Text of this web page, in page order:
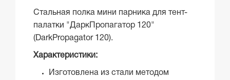
Стальная полка мини парника для тент-
палатки "ДаркПропагатор 120"
(DarkPropagator 120).
Характеристики:
Изготовлена из стали методом